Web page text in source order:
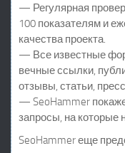
— Регулярная
100 показателям и
качества проекта.
— Все известные
вечные ссылки,
отзывы, статьи,
— SeoHammer
запросы, на которые
SeoHammer еще